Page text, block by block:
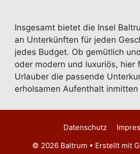
Insgesamt bietet die Insel
an Unterkünften für jeden
jedes Budget. Ob gemütlich
oder modern und luxuriös, hier
Urlauber die passende
erholsamen Aufenthalt
Datenschutz
© 2026 Baltrum • Erstellt mit